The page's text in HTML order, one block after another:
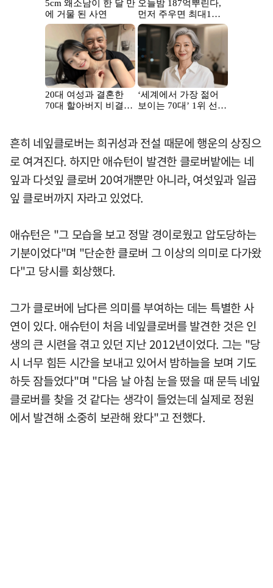
흔히 네잎클로버는 희귀성과 전설 때문에 행운의 상징으
로 여겨진다. 하지만 애슈턴이 발견한 클로버밭에는 네
잎과 다섯잎 클로버 20여개뿐만 아니라, 여섯잎과 일곱
잎 클로버까지 자라고 있었다.
애슈턴은 "그 모습을 보고 정말 경이로웠고 압도당하는
기분이었다"며 "단순한 클로버 그 이상의 의미로 다가왔
다"고 당시를 회상했다.
그가 클로버에 남다른 의미를 부여하는 데는 특별한 사
연이 있다. 애슈턴이 처음 네잎클로버를 발견한 것은 인
생의 큰 시련을 겪고 있던 지난 2012년이었다. 그는 "당
시 너무 힘든 시간을 보내고 있어서 밤하늘을 보며 기도
하듯 잠들었다"며 "다음 날 아침 눈을 떴을 때 문득 네잎
클로버를 찾을 것 같다는 생각이 들었는데 실제로 정원
에서 발견해 소중히 보관해 왔다"고 전했다.